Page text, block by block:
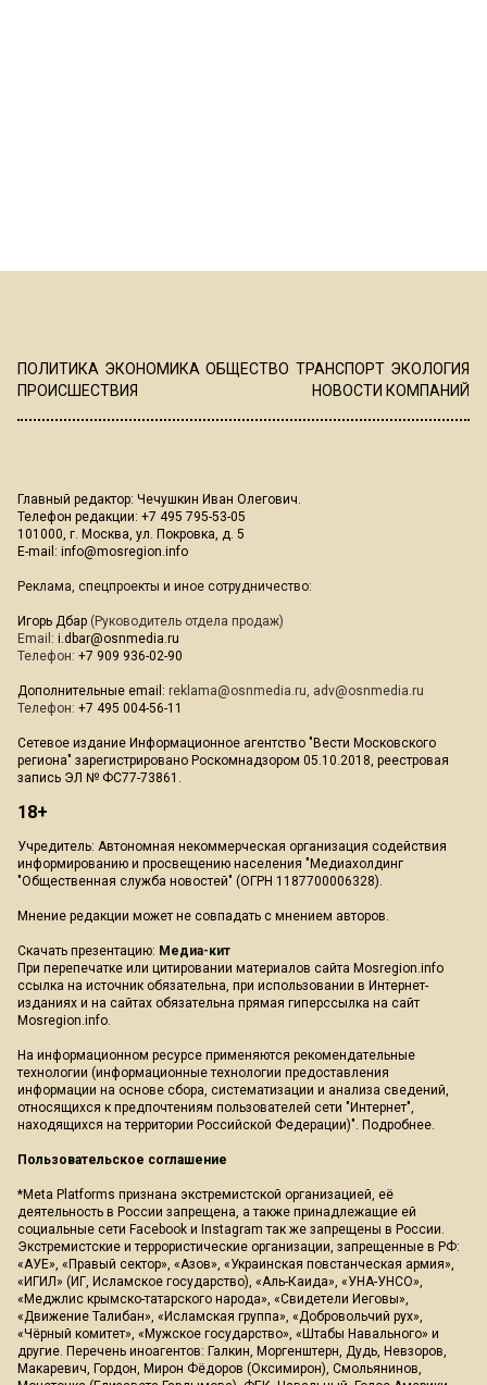
ПОЛИТИКА ЭКОНОМИКА ОБЩЕСТВО ТРАНСПОРТ ЭКОЛОГИЯ
ПРОИСШЕСТВИЯ
НОВОСТИ КОМПАНИЙ
Главный редактор: Чечушкин Иван Олегович.
Телефон редакции: +7 495 795-53-05
101000, г. Москва, ул. Покровка, д. 5
E-mail: info@mosregion.info
Реклама, спецпроекты и иное сотрудничество:
Игорь Дбар (Руководитель отдела продаж)
Email: i.dbar@osnmedia.ru
Телефон: +7 909 936-02-90
Дополнительные email: reklama@osnmedia.ru, adv@osnmedia.ru
Телефон: +7 495 004-56-11
Сетевое издание Информационное агентство "Вести Московского
региона" зарегистрировано Роскомнадзором 05.10.2018, реестровая
запись ЭЛ № ФС77-73861.
18+
Учредитель: Автономная некоммерческая организация содействия
информированию и просвещению населения "Медиахолдинг
"Общественная служба новостей" (ОГРН 1187700006328).
Мнение редакции может не совпадать с мнением авторов.
Скачать презентацию: Медиа-кит
При перепечатке или цитировании материалов сайта Mosregion.info
ссылка на источник обязательна, при использовании в Интернет-
изданиях и на сайтах обязательна прямая гиперссылка на сайт
Mosregion.info.
На информационном ресурсе применяются рекомендательные
технологии (информационные технологии предоставления
информации на основе сбора, систематизации и анализа сведений,
относящихся к предпочтениям пользователей сети "Интернет",
находящихся на территории Российской Федерации)". Подробнее.
Пользовательское соглашение
*Meta Platforms признана экстремистской организацией, её
деятельность в России запрещена, а также принадлежащие ей
социальные сети Facebook и Instagram так же запрещены в России.
Экстремистские и террористические организации, запрещенные в РФ:
«АУЕ», «Правый сектор», «Азов», «Украинская повстанческая армия»,
«ИГИЛ» (ИГ, Исламское государство), «Аль-Каида», «УНА-УНСО»,
«Меджлис крымско-татарского народа», «Свидетели Иеговы»,
«Движение Талибан», «Исламская группа», «Добровольчий рух»,
«Чёрный комитет», «Мужское государство», «Штабы Навального» и
другие. Перечень иноагентов: Галкин, Моргенштерн, Дудь, Невзоров,
Макаревич, Гордон, Мирон Фёдоров (Оксимирон), Смольянинов,